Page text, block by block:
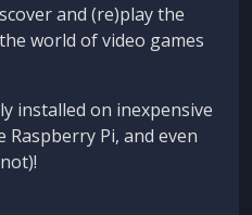
and (re)play the
world of video games
installed on inexpensive
Pi, and even